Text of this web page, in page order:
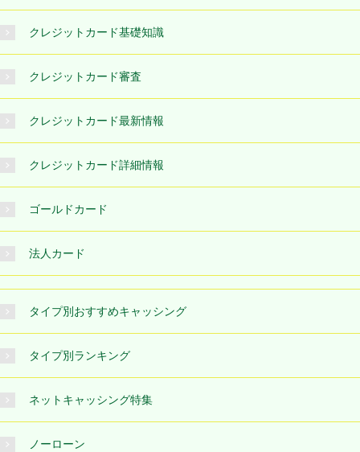
クレジットカード基礎知識
クレジットカード審査
クレジットカード最新情報
クレジットカード詳細情報
ゴールドカード
法人カード
タイプ別おすすめキャッシング
タイプ別ランキング
ネットキャッシング特集
ノーローン